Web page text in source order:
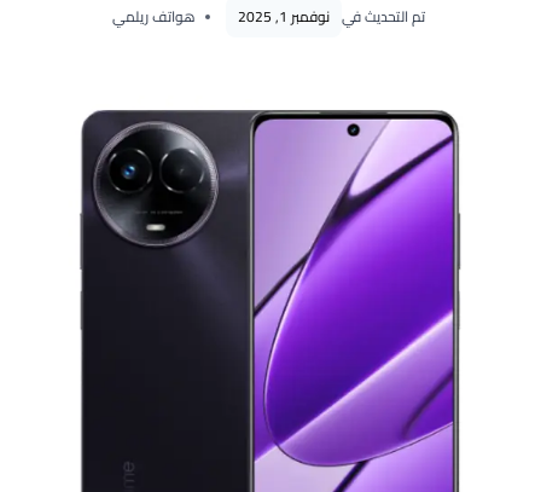
تم التحديث في نوفمبر 1, 2025 هواتف ريلمي